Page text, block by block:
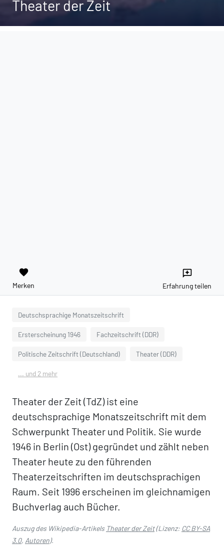
Theater der Zeit
favorite
Merken
reviews
Erfahrung teilen
Deutschsprachige Monatszeitschrift
Ersterscheinung 1946 Fachzeitschrift (DDR)
Politische Zeitschrift (Deutschland) Theater (DDR)
... und 2 mehr
Theater der Zeit (TdZ) ist eine
deutschsprachige Monatszeitschrift mit dem
Schwerpunkt Theater und Politik. Sie wurde
1946 in Berlin (Ost) gegründet und zählt neben
Theater heute zu den führenden
Theaterzeitschriften im deutschsprachigen
Raum. Seit 1996 erscheinen im gleichnamigen
Buchverlag auch Bücher.
Auszug des Wikipedia-Artikels Theater der Zeit(Lizenz: CC BY-SA
3.0, Autoren).